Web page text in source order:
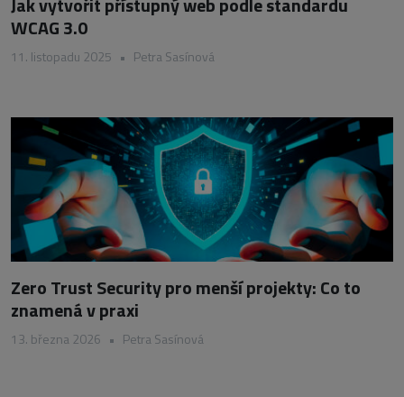
WCAG 3.0
11. listopadu 2025 • Petra Sasínová
Zero Trust Security pro menší projekty: Co to
znamená v praxi
13. března 2026 • Petra Sasínová